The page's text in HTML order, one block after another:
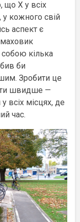
що Х у всіх
кожного свій
аспект є
собою кілька
би
Зробити це
швидше —
всіх місцях, де
час.